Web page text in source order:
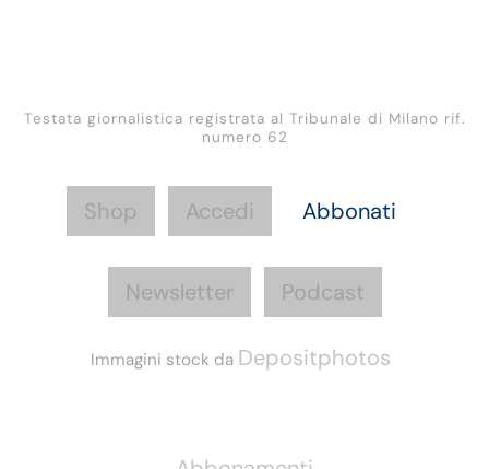
Testata giornalistica registrata al Tribunale di Milano rif.
numero 62
Shop Accedi Abbonati
Newsletter Podcast
Immagini stock da Depositphotos